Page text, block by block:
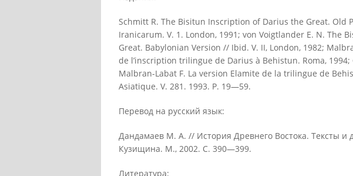
Schmitt R. The Bisitun Inscription of Darius the Great. Old
Iranicarum. V. 1. London, 1991; von Voigtlander E. N. The
Great. Babylonian Version // Ibid. V. II, London, 1982;
de l’inscription trilingue de Darius à Behistun. Roma,
Malbran-Labat F. La version Elamite de la trilingue de
Asiatique. V. 281. 1993. P. 19—59.
Перевод на русский язык:
Дандамаев М. А. // История Древнего Востока. Тексты и
Кузищина. М., 2002. С. 390—399.
Литература: